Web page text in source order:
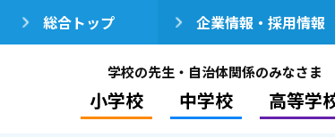
総合トップ 企業情報・採用情報
学校の先生・自治体関係のみなさま
小学校 中学校 高等学